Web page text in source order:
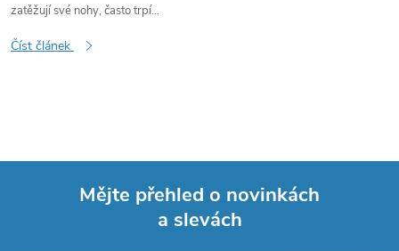
zatěžují své nohy, často trpí...
Číst článek
Mějte přehled o novinkách
a slevách